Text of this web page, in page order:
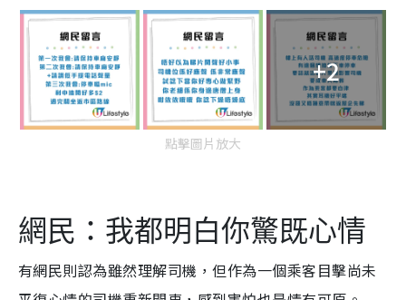
+2
點擊圖片放大
網民：我都明白你驚既心情
有網民則認為雖然理解司機，但作為一個乘客目擊尚未